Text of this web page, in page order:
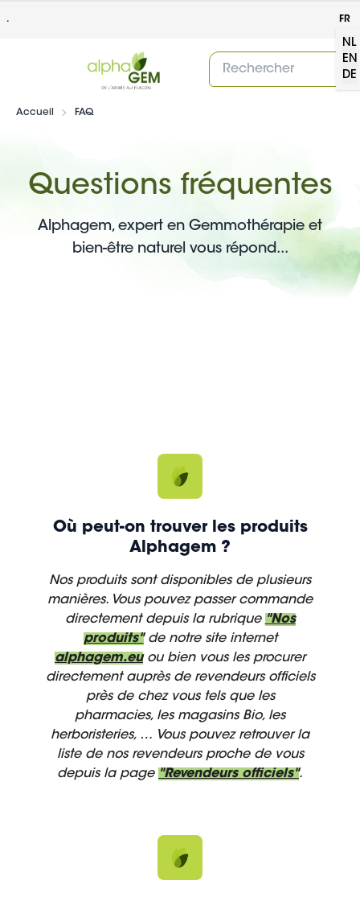
. FR
NL
EN
DE
Accueil FAQ
Questions fréquentes
Alphagem, expert en Gemmothérapie et
bien-être naturel vous répond...
Où peut-on trouver les produits
Alphagem ?
Nos produits sont disponibles de plusieurs
manières. Vous pouvez passer commande
directement depuis la rubrique "Nos
produits"de notre site internet
alphagem.euou bien vous les procurer
directement auprès de revendeurs officiels
près de chez vous tels que les
pharmacies, les magasins Bio, les
herboristeries, … Vous pouvez retrouver la
liste de nos revendeurs proche de vous
depuis la page "Revendeurs officiels".